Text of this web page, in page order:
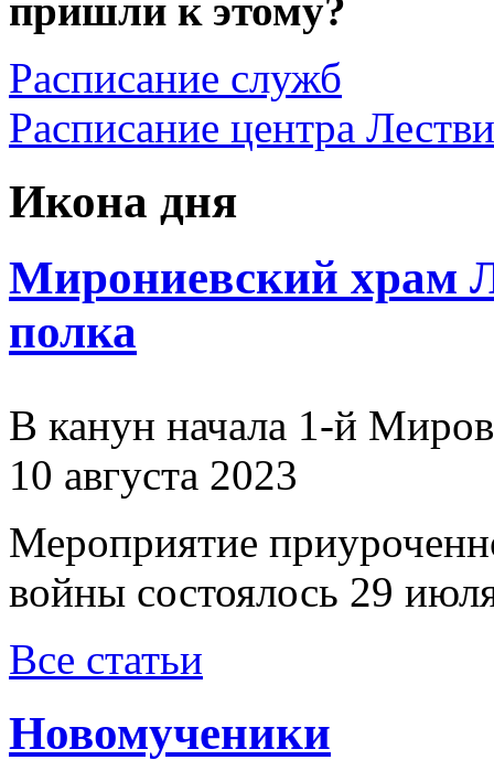
пришли к этому?
Расписание служб
Расписание центра
Икона дня
Мирониевский храм
полка
В канун начала 1-й
10 августа 2023
Мероприятие
войны состоялось 29
Все статьи
Новомученики